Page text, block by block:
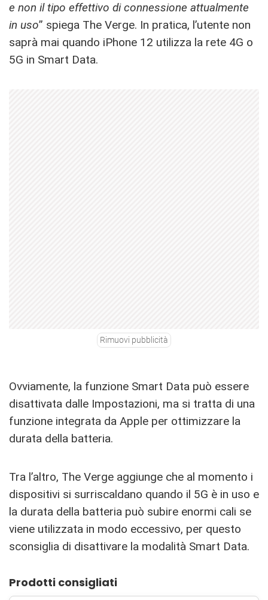
e non il tipo effettivo di connessione attualmente
in uso” spiega The Verge. In pratica, l’utente non
saprà mai quando iPhone 12 utilizza la rete 4G o
5G in Smart Data.
Rimuovi pubblicità
Ovviamente, la funzione Smart Data può essere
disattivata dalle Impostazioni, ma si tratta di una
funzione integrata da Apple per ottimizzare la
durata della batteria.
Tra l’altro, The Verge aggiunge che al momento i
dispositivi si surriscaldano quando il 5G è in uso e
la durata della batteria può subire enormi cali se
viene utilizzata in modo eccessivo, per questo
sconsiglia di disattivare la modalità Smart Data.
Prodotti consigliati